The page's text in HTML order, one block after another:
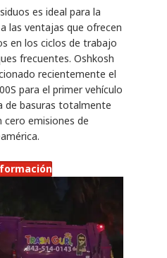
es ideal para la
las ventajas que ofrecen
en los ciclos de trabajo
frecuentes. Oshkosh
recientemente el
para el primer vehículo
de basuras totalmente
cero emisiones de